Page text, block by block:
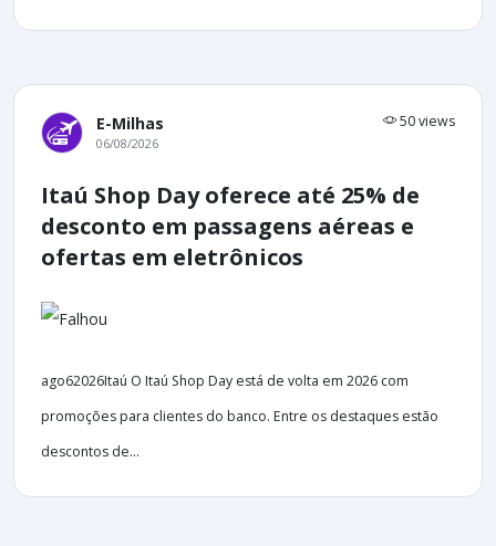
E-Milhas 50 views
06/08/2026
Itaú Shop Day oferece até 25% de
desconto em passagens aéreas e
ofertas em eletrônicos
ago62026Itaú O Itaú Shop Day está de volta em 2026 com
promoções para clientes do banco. Entre os destaques estão
descontos de...